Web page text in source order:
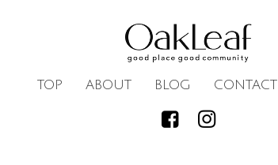
TOP ABOUT BLOG CONTACT